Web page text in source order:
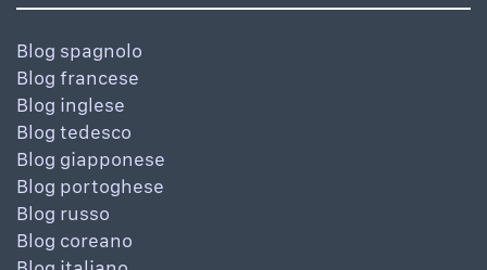
Blog spagnolo
Blog francese
Blog inglese
Blog tedesco
Blog giapponese
Blog portoghese
Blog russo
Blog coreano